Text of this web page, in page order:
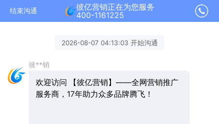
结束沟通
彼亿营销正在为您服务
400-1161225
2026-08-07 04:13:03 开始沟通
彼**销
欢迎访问 【彼亿营销】——全网营销推广
服务商，17年助力众多品牌腾飞！